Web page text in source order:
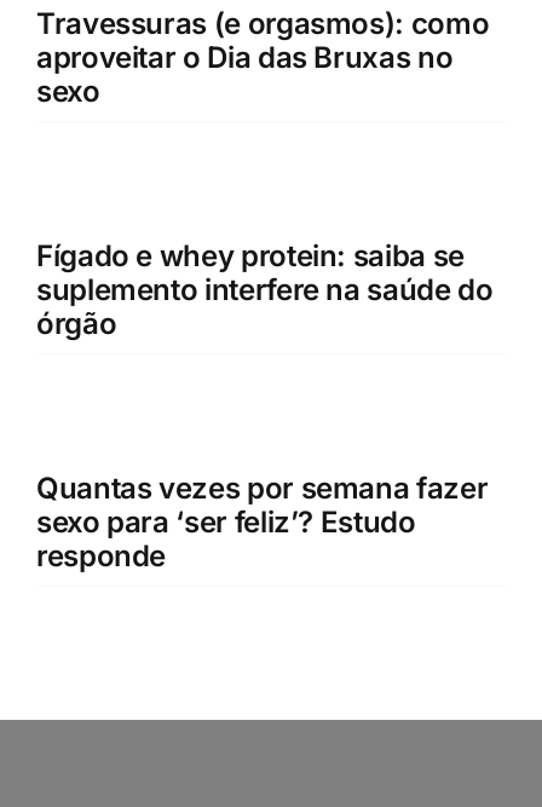
Travessuras (e orgasmos): como
aproveitar o Dia das Bruxas no
sexo
Fígado e whey protein: saiba se
suplemento interfere na saúde do
órgão
Quantas vezes por semana fazer
sexo para ‘ser feliz’? Estudo
responde